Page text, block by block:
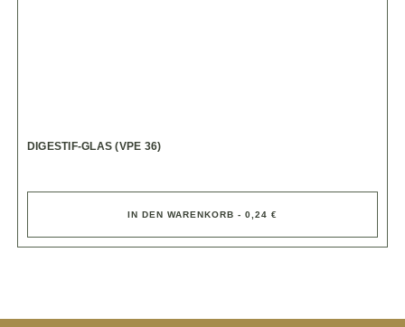
DIGESTIF-GLAS (VPE 36)
IN DEN WARENKORB - 0,24 €